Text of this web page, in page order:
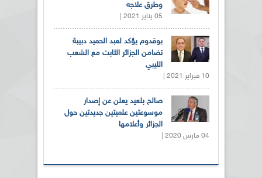
وطرق علاجه
05 يناير 2021 |
بوقدوم يؤكد لعبد الحميد دبيبة
تضامن الجزائر الثابت مع الشعب
الليبي
10 فبراير 2021 |
صالح بلعيد يعلن عن إصدار
موسوعتين علميتين جديدتين حول
الجزائر وأعلامها
04 مارس 2020 |